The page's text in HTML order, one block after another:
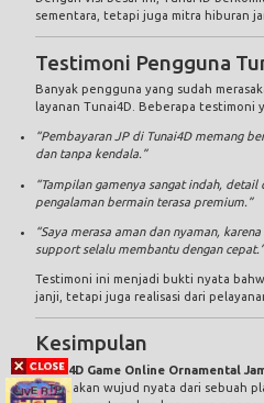
sementara, tetapi juga mitra hiburan
Testimoni Pengguna
Banyak pengguna yang sudah
layanan Tunai4D. Beberapa testimoni
“Pembayaran JP di Tunai4D memang
dan tanpa kendala.”
“Tampilan gamenya sangat indah,
pengalaman bermain terasa premium.”
“Saya merasa aman dan nyaman,
support selalu membantu dengan cepat.”
Testimoni ini menjadi bukti nyata
janji, tetapi juga realisasi dari
Kesimpulan
Tunai4D Game Online Ornamental
merupakan wujud nyata dari sebuah